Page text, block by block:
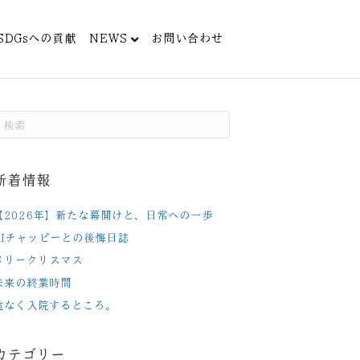
への貢献 NEWS お問い合わせ
着情報
2026年】新たな幕開けと、日常への一歩
チャッピーとの後悔日誌
リークリスマス
来の終業時間
なく入院するところ。
テゴリー